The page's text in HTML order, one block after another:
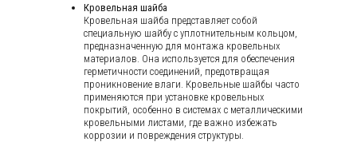
Кровельная шайба
Кровельная шайба представляет собой
специальную шайбу с уплотнительным кольцом,
предназначенную для монтажа кровельных
материалов. Она используется для обеспечения
герметичности соединений, предотвращая
проникновение влаги. Кровельные шайбы часто
применяются при установке кровельных
покрытий, особенно в системах с металлическими
кровельными листами, где важно избежать
коррозии и повреждения структуры.